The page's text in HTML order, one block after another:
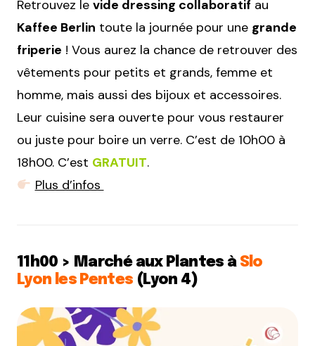
Retrouvez le vide dressing collaboratif au
Kaffee Berlin toute la journée pour une grande
friperie ! Vous aurez la chance de retrouver des
vêtements pour petits et grands, femme et
homme, mais aussi des bijoux et accessoires.
Leur cuisine sera ouverte pour vous restaurer
ou juste pour boire un verre. C’est de 10h00 à
18h00. C’est GRATUIT.
Plus d’infos
11h00 > Marché aux Plantes à Slo
Lyon les Pentes (Lyon 4)